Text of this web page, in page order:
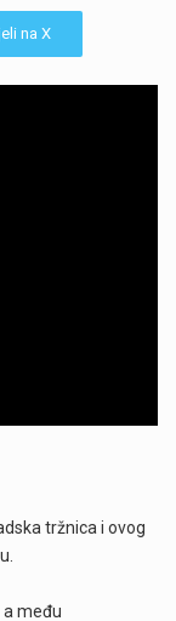
na X
tržnica i ovog
među